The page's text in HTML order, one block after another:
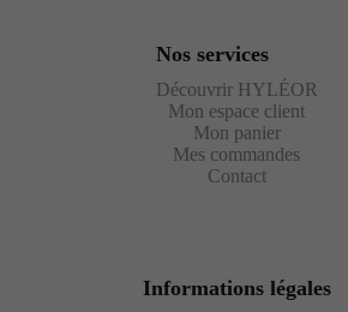
Nos services
Découvrir HYLÉOR
Mon espace client
Mon panier
Mes commandes
Contact
Informations légales